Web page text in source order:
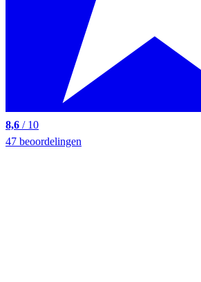
8,6 / 10
47 beoordelingen